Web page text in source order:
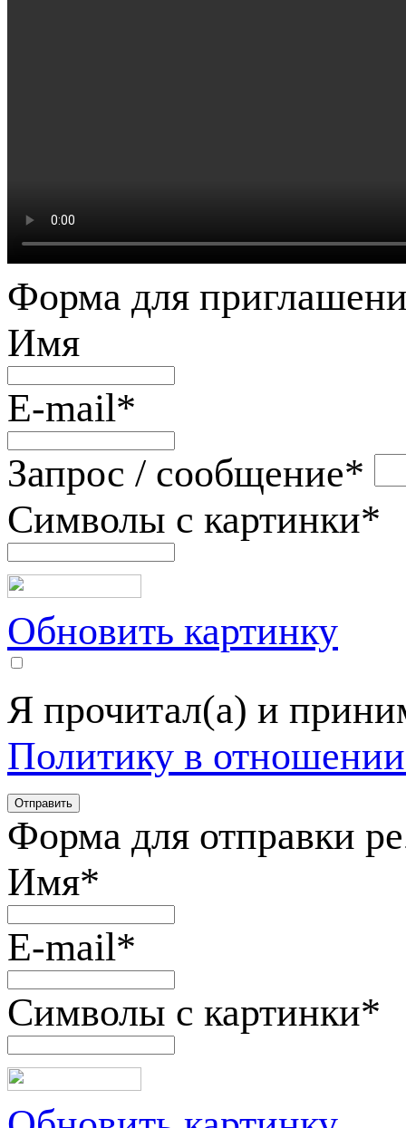
Форма для
Имя
E-mail*
Запрос / сообщение*
Символы с картинки*
Обновить картинку
Я прочитал(а) и
Политику в
Форма для отправки
Имя*
E-mail*
Символы с картинки*